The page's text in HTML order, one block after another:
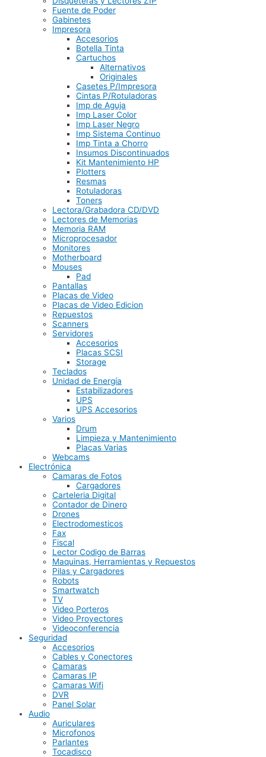
Fuente de Poder
Gabinetes
Impresora
Accesorios
Botella Tinta
Cartuchos
Alternativos
Originales
Casetes P/Impresora
Cintas P/Rotuladoras
Imp de Aguja
Imp Laser Color
Imp Laser Negro
Imp Sistema Continuo
Imp Tinta a Chorro
Insumos Discontinuados
Kit Mantenimiento HP
Plotters
Resmas
Rotuladoras
Toners
Lectora/Grabadora CD/DVD
Lectores de Memorias
Memoria RAM
Microprocesador
Monitores
Motherboard
Mouses
Pad
Pantallas
Placas de Video
Placas de Video Edicion
Repuestos
Scanners
Servidores
Accesorios
Placas SCSI
Storage
Teclados
Unidad de Energía
Estabilizadores
UPS
UPS Accesorios
Varios
Drum
Limpieza y Mantenimiento
Placas Varias
Webcams
Electrónica
Camaras de Fotos
Cargadores
Carteleria Digital
Contador de Dinero
Drones
Electrodomesticos
Fax
Fiscal
Lector Codigo de Barras
Maquinas, Herramientas y Repuestos
Pilas y Cargadores
Robots
Smartwatch
TV
Video Porteros
Video Proyectores
Videoconferencia
Seguridad
Accesorios
Cables y Conectores
Camaras
Camaras IP
Camaras Wifi
DVR
Panel Solar
Audio
Auriculares
Microfonos
Parlantes
Tocadisco